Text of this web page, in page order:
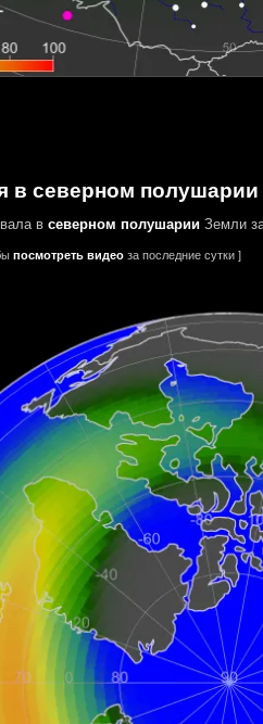
в северном полушарии
в северном полушарииЗемли
посмотреть видеоза последние сутки ]